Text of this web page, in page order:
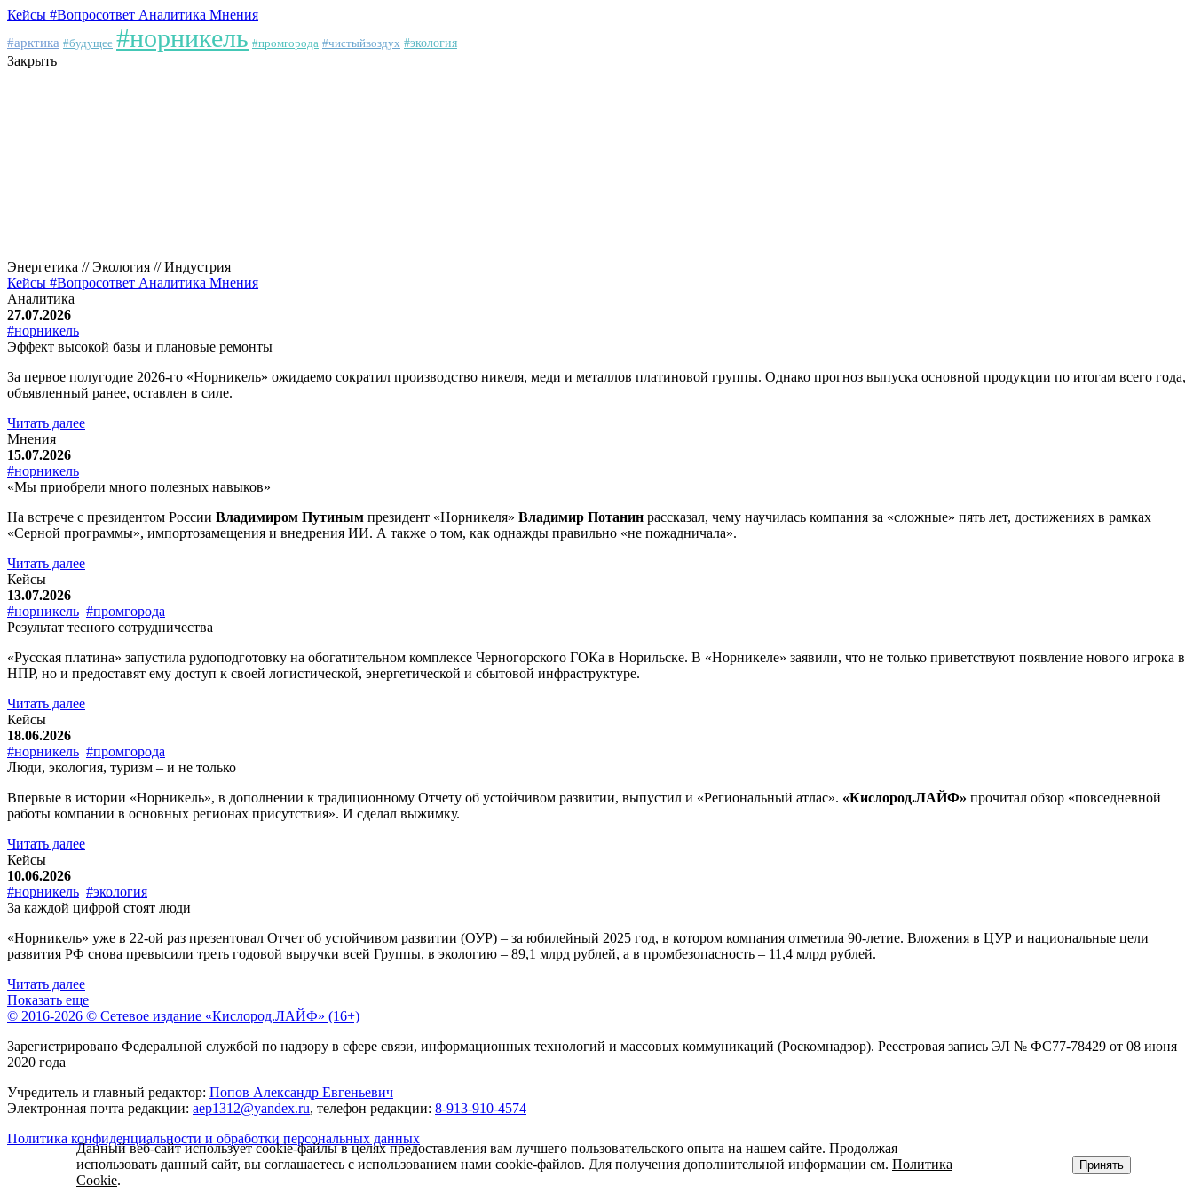
Кейсы #Вопросответ Аналитика Мнения
#арктика #будущее #норникель #промгорода #чистыйвоздух #экология
Закрыть
Энергетика // Экология // Индустрия
Кейсы #Вопросответ Аналитика Мнения
Аналитика
27.07.2026
#норникель
Эффект высокой базы и плановые ремонты
За первое полугодие 2026-го «Норникель» ожидаемо сократил производство никеля, меди и металлов платиновой группы. Однако прогноз выпуска основной продукции по итогам всего года,
объявленный ранее, оставлен в силе.
Читать далее
Мнения
15.07.2026
#норникель
«Мы приобрели много полезных навыков»
На встрече с президентом России Владимиром Путиным президент «Норникеля» Владимир Потанин рассказал, чему научилась компания за «сложные» пять лет, достижениях в рамках
«Серной программы», импортозамещения и внедрения ИИ. А также о том, как однажды правильно «не пожадничала».
Читать далее
Кейсы
13.07.2026
#норникель #промгорода
Результат тесного сотрудничества
«Русская платина» запустила рудоподготовку на обогатительном комплексе Черногорского ГОКа в Норильске. В «Норникеле» заявили, что не только приветствуют появление нового игрока в
НПР, но и предоставят ему доступ к своей логистической, энергетической и сбытовой инфраструктуре.
Читать далее
Кейсы
18.06.2026
#норникель #промгорода
Люди, экология, туризм – и не только
Впервые в истории «Норникель», в дополнении к традиционному Отчету об устойчивом развитии, выпустил и «Региональный атлас». «Кислород.ЛАЙФ» прочитал обзор «повседневной
работы компании в основных регионах присутствия». И сделал выжимку.
Читать далее
Кейсы
10.06.2026
#норникель #экология
За каждой цифрой стоят люди
«Норникель» уже в 22-ой раз презентовал Отчет об устойчивом развитии (ОУР) – за юбилейный 2025 год, в котором компания отметила 90-летие. Вложения в ЦУР и национальные цели
развития РФ снова превысили треть годовой выручки всей Группы, в экологию – 89,1 млрд рублей, а в промбезопасность – 11,4 млрд рублей.
Читать далее
Показать еще
© 2016-2026 © Сетевое издание «Кислород.ЛАЙФ» (16+)
Зарегистрировано Федеральной службой по надзору в сфере связи, информационных технологий и массовых коммуникаций (Роскомнадзор). Реестровая запись ЭЛ № ФС77-78429 от 08 июня
2020 года
Учредитель и главный редактор: Попов Александр Евгеньевич
Электронная почта редакции: aep1312@yandex.ru, телефон редакции: 8-913-910-4574
Политика конфиденциальности и обработки персональных данных
Данный веб-сайт использует cookie-файлы в целях предоставления вам лучшего пользовательского опыта на нашем сайте. Продолжая
использовать данный сайт, вы соглашаетесь с использованием нами cookie-файлов. Для получения дополнительной информации см. Политика
Cookie.
Принять